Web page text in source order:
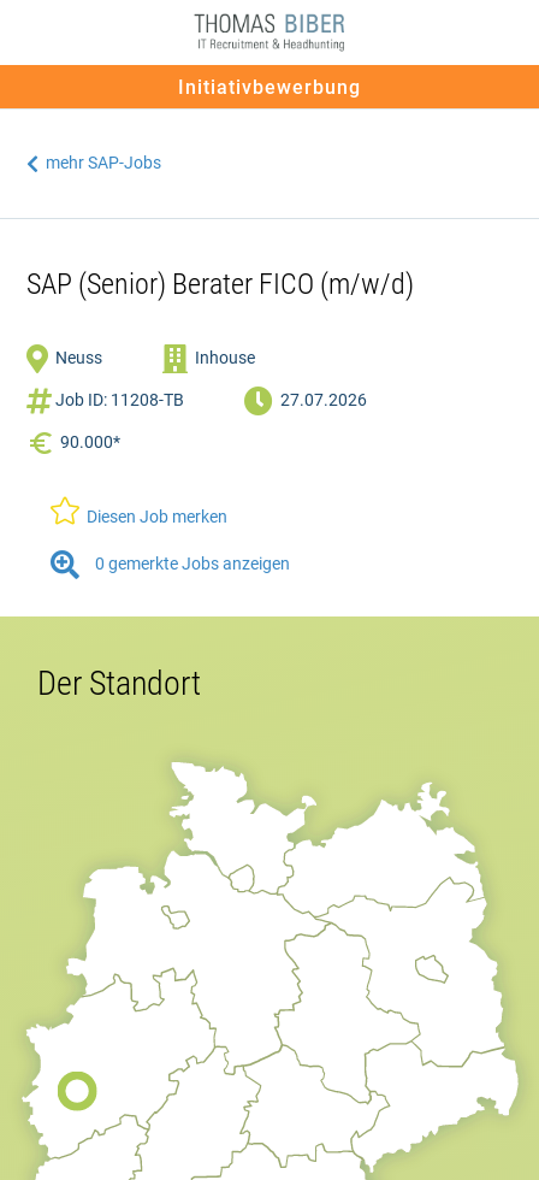
Initiativbewerbung
 mehr SAP-Jobs
SAP (Senior) Berater FICO (m/w/d)
 Neuss  Inhouse
Job ID: 11208-TB  27.07.2026
90.000*
 Diesen Job merken
 0 gemerkte Jobs anzeigen
Der Standort